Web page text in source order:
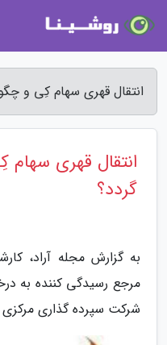
انتقال قهری سهام کِی و
انتقال قهری
گردد؟
به گزارش مجله آراد،
مرجع رسیدگی کننده به
شرکت سپرده گذاری